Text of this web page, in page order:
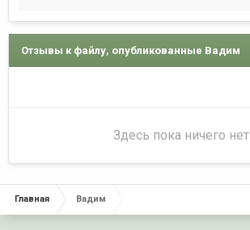
Отзывы к файлу, опубликованные Вадим
Здесь пока ничего нет
Главная Вадим